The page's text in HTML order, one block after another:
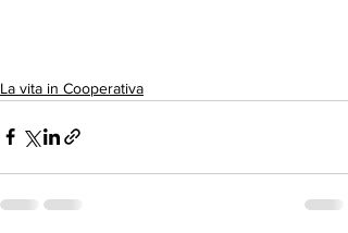
La vita in Cooperativa